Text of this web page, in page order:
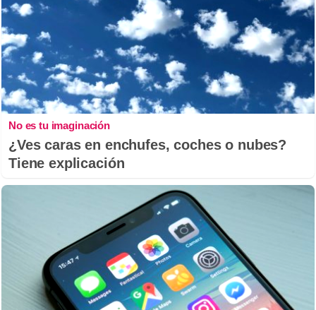
No es tu imaginación
¿Ves caras en enchufes, coches o nubes?
Tiene explicación